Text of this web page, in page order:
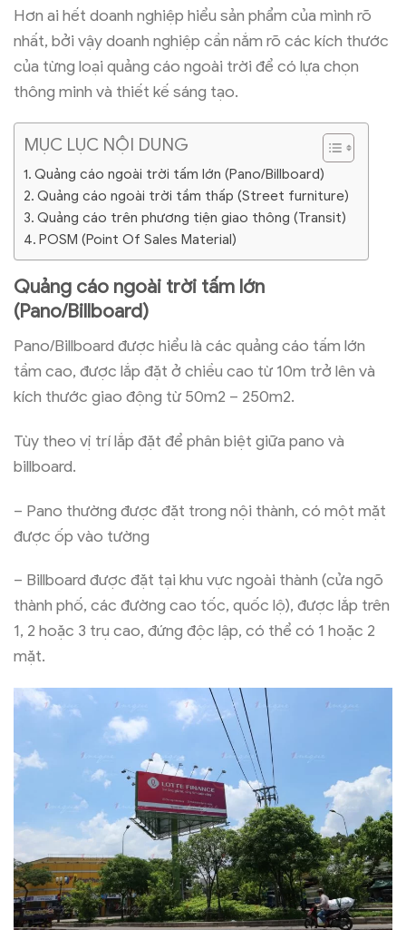
Hơn ai hết doanh nghiệp hiểu sản phẩm của mình rõ
nhất, bởi vậy doanh nghiệp cần nắm rõ các kích thước
của từng loại quảng cáo ngoài trời để có lựa chọn
thông minh và thiết kế sáng tạo.
MỤC LỤC NỘI DUNG
Quảng cáo ngoài trời tấm lớn (Pano/Billboard)
Quảng cáo ngoài trời tầm thấp (Street furniture)
Quảng cáo trên phương tiện giao thông (Transit)
POSM (Point Of Sales Material)
Quảng cáo ngoài trời tấm lớn
(Pano/Billboard)
Pano/Billboard được hiểu là các quảng cáo tấm lớn
tầm cao, được lắp đặt ở chiều cao từ 10m trở lên và
kích thước giao động từ 50m2 – 250m2.
Tùy theo vị trí lắp đặt để phân biệt giữa pano và
billboard.
– Pano thường được đặt trong nội thành, có một mặt
được ốp vào tường
– Billboard được đặt tại khu vực ngoài thành (cửa ngõ
thành phố, các đường cao tốc, quốc lộ), được lắp trên
1, 2 hoặc 3 trụ cao, đứng độc lập, có thể có 1 hoặc 2
mặt.